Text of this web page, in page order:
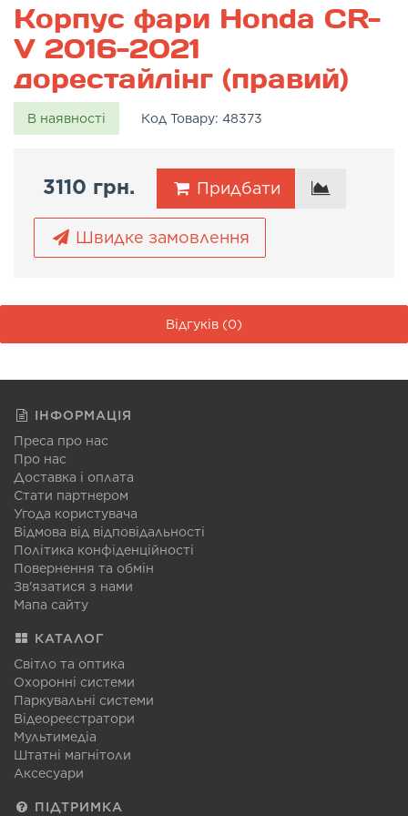
Корпус фари Honda CR-
V 2016-2021
дорестайлінг (правий)
В наявності Код Товару: 48373
3110 грн. Придбати
Швидке замовлення
Відгуків (0)
ІНФОРМАЦІЯ
Преса про нас
Про нас
Доставка і оплата
Стати партнером
Угода користувача
Відмова від відповідальності
Політика конфіденційності
Повернення та обмін
Зв'язатися з нами
Мапа сайту
КАТАЛОГ
Світло та оптика
Охоронні системи
Паркувальні системи
Відеореєстратори
Мультимедіа
Штатні магнітоли
Аксесуари
ПІДТРИМКА